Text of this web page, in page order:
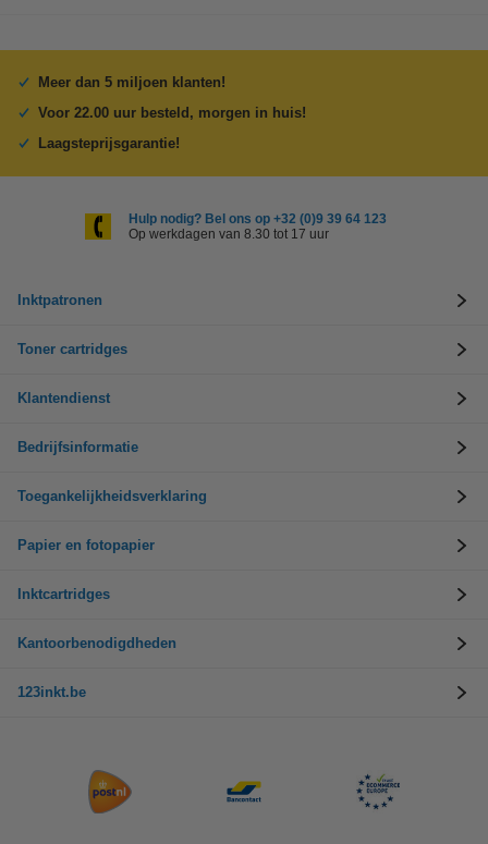
Meer dan 5 miljoen klanten!
Voor 22.00 uur besteld, morgen in huis!
Laagsteprijsgarantie!
Hulp nodig? Bel ons op +32 (0)9 39 64 123
Op werkdagen van 8.30 tot 17 uur
Inktpatronen
Toner cartridges
Klantendienst
Bedrijfsinformatie
Toegankelijkheidsverklaring
Papier en fotopapier
Inktcartridges
Kantoorbenodigdheden
123inkt.be